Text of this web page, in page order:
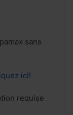
sans
ici!
requise